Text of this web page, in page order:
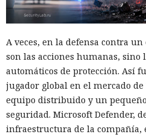
A veces, en la defensa contra
son las acciones humanas, sino
automáticos de protección. Así
jugador global en el mercado
equipo distribuido y un
seguridad. Microsoft Defender,
infraestructura de la compañía,